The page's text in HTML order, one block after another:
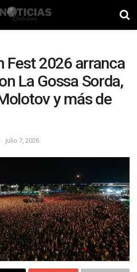
Fest 2026 arranca
La Gossa Sorda,
y más de
julio 7, 2026